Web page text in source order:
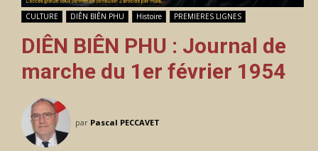
CULTURE DIÊN BIÊN PHU Histoire PREMIERES LIGNES
DIÊN BIÊN PHU : Journal de
marche du 1er février 1954
par Pascal PECCAVET